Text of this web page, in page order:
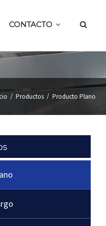
CONTACTO
/ Productos / Producto Plano